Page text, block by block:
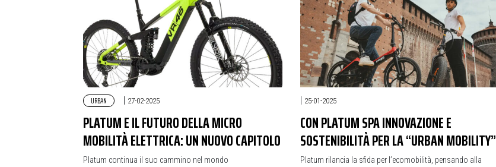
URBAN | 27-02-2025
PLATUM E IL FUTURO DELLA MICRO
MOBILITÀ ELETTRICA: UN NUOVO CAPITOLO
Platum continua il suo cammino nel mondo
| 25-01-2025
CON PLATUM SPA INNOVAZIONE E
SOSTENIBILITÀ PER LA “URBAN MOBILITY”
Platum rilancia la sfida per l’ecomobilità, pensando alla